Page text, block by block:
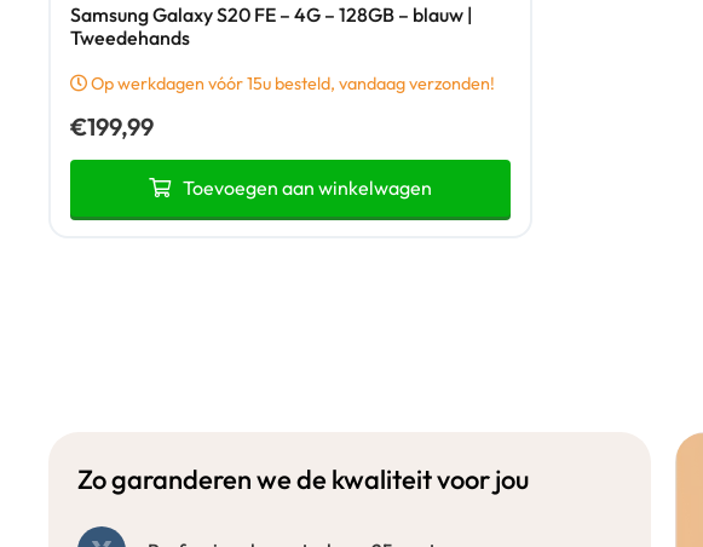
Samsung Galaxy S20 FE – 4G – 128GB – blauw |
Tweedehands
Op werkdagen vóór 15u besteld, vandaag verzonden!
€199,99
Toevoegen aan winkelwagen
Zo garanderen we de kwaliteit voor jou